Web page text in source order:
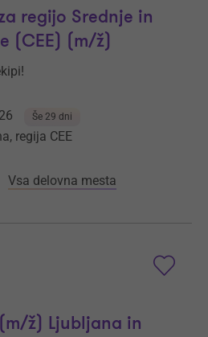
regijo Srednje in
(CEE) (m/ž)
Še 29 dni
regija CEE
Vsa delovna mesta
ž) Ljubljana in